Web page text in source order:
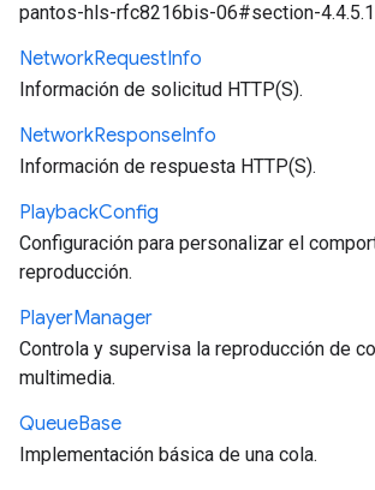
pantos-hls-rfc8216bis-06#section-4.4.5.1
NetworkRequestInfo
Información de solicitud HTTP(S).
NetworkResponseInfo
Información de respuesta HTTP(S).
PlaybackConfig
Configuración para personalizar el
reproducción.
PlayerManager
Controla y supervisa la reproducción de
multimedia.
QueueBase
Implementación básica de una cola.